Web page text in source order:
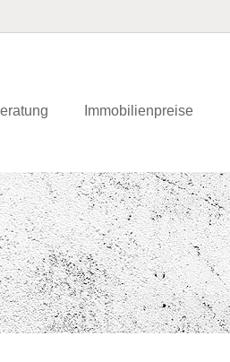
Immobilienpreise